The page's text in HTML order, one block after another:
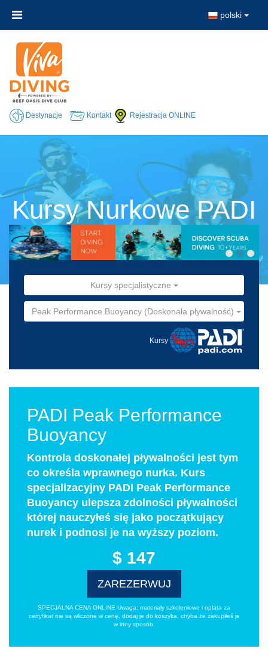
polski
Destynacje Kontakt Rejestracja ONLINE
Kursy Nurkowe PADI
Kursy specjalistyczne
Peak Performance Buoyancy (Doskonała pływalność)
Kursy
PADI Peak Performance
Buoyancy
Kontrola doskonałej pływalności jest tym
co określa wprawnego nurka. Kurs
specjalizacyjny PADI Peak Performance
Buoyancy ulepsza zdolności pływalności
której nauczyłeś się jako początkujący
nurek i podnosi je na wyższy poziom.
$ 147
ZAREZERWUJ
SPECJALNA CENA ONLINE Uwaga: materiały szkoleniowe i opłata za
certyfikat nie są wliczone w cenę, dodaj je do koszyka, chyba że zakupiłeś je
w inny sposób.